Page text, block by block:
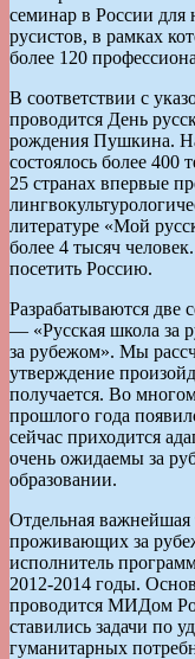
семинар в России для
русистов, в рамках
более 120
В соответствии с
проводится День
рождения Пушкина.
состоялось более
25 странах впервые
литературе «Мой
более 4 тысяч
посетить Россию.
Разрабатываются две
— «Русская школа за
за рубежом». Мы
утверждение
получается. Во
прошлого года
сейчас приходится
очень ожидаемы за
образовании.
Отдельная
проживающих за
исполнитель
2012-2014 годы.
проводится МИДом
ставились задачи по
гуманитарных